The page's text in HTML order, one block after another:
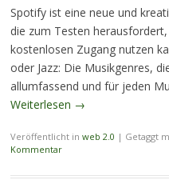
Spotify ist eine neue und
die zum Testen
kostenlosen Zugang nutzen
oder Jazz: Die Musikgenres,
allumfassend und für jeden
Weiterlesen →
Veröffentlicht in web 2.0 | Getaggt
Kommentar